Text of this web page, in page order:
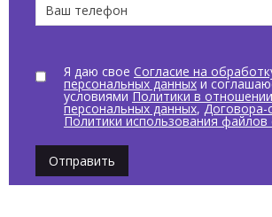
Я даю свое Согласие на
персональных данныхи
условиями Политики в
персональных данных,
Политики использования файлов
Отправить